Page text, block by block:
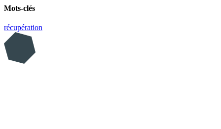
Mots-clés
récupération